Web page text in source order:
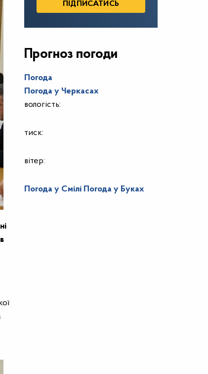
Прогноз погоди
Погода
Погода у Черкасах
вологість:
тиск:
вітер:
Погода у Смілі Погода у Буках